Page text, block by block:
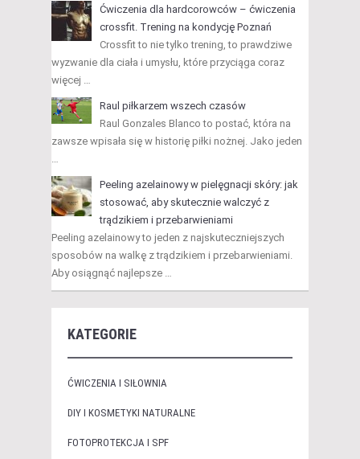
Ćwiczenia dla hardcorowców – ćwiczenia
crossfit. Trening na kondycję Poznań
Crossfit to nie tylko trening, to prawdziwe
wyzwanie dla ciała i umysłu, które przyciąga coraz
więcej …
Raul piłkarzem wszech czasów
Raul Gonzales Blanco to postać, która na
zawsze wpisała się w historię piłki nożnej. Jako jeden
…
Peeling azelainowy w pielęgnacji skóry: jak
stosować, aby skutecznie walczyć z
trądzikiem i przebarwieniami
Peeling azelainowy to jeden z najskuteczniejszych
sposobów na walkę z trądzikiem i przebarwieniami.
Aby osiągnąć najlepsze …
KATEGORIE
ĆWICZENIA I SIŁOWNIA
DIY I KOSMETYKI NATURALNE
FOTOPROTEKCJA I SPF